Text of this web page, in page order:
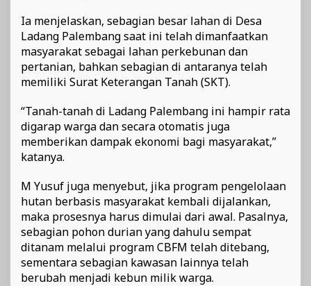
Ia menjelaskan, sebagian besar lahan di Desa
Ladang Palembang saat ini telah dimanfaatkan
masyarakat sebagai lahan perkebunan dan
pertanian, bahkan sebagian di antaranya telah
memiliki Surat Keterangan Tanah (SKT).
“Tanah-tanah di Ladang Palembang ini hampir rata
digarap warga dan secara otomatis juga
memberikan dampak ekonomi bagi masyarakat,”
katanya.
M Yusuf juga menyebut, jika program pengelolaan
hutan berbasis masyarakat kembali dijalankan,
maka prosesnya harus dimulai dari awal. Pasalnya,
sebagian pohon durian yang dahulu sempat
ditanam melalui program CBFM telah ditebang,
sementara sebagian kawasan lainnya telah
berubah menjadi kebun milik warga.